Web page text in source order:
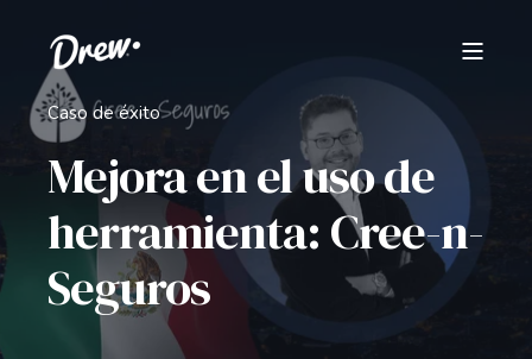
Caso de éxito
Mejora en el uso de
herramienta: Cree-n-
Seguros